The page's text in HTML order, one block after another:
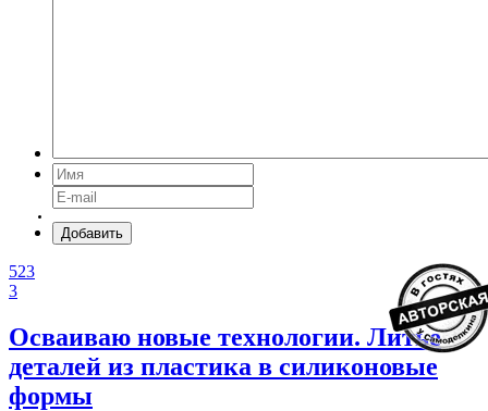
Добавить
523
3
Осваиваю новые технологии. Литье
деталей из пластика в силиконовые
формы